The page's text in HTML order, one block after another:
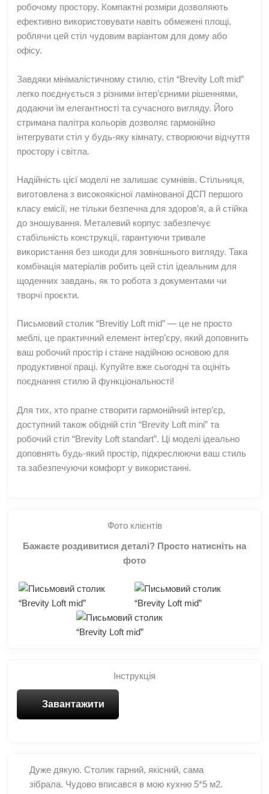
робочому простору. Компактні розміри дозволяють
ефективно використовувати навіть обмежені площі,
роблячи цей стіл чудовим варіантом для дому або
офісу.
Завдяки мінімалістичному стилю, стіл “Brevity Loft mid”
легко поєднується з різними інтер’єрними рішеннями,
додаючи їм елегантності та сучасного вигляду. Його
стримана палітра кольорів дозволяє гармонійно
інтегрувати стіл у будь-яку кімнату, створюючи відчуття
простору і світла.
Надійність цієї моделі не залишає сумнівів. Стільниця,
виготовлена з високоякісної ламінованої ДСП першого
класу емісії, не тільки безпечна для здоров’я, а й стійка
до зношування. Металевий корпус забезпечує
стабільність конструкції, гарантуючи тривале
використання без шкоди для зовнішнього вигляду. Така
комбінація матеріалів робить цей стіл ідеальним для
щоденних завдань, як то робота з документами чи
творчі проєкти.
Письмовий столик “Brevitiy Loft mid” — це не просто
меблі, це практичний елемент інтер’єру, який доповнить
ваш робочий простір і стане надійною основою для
продуктивної праці. Купуйте вже сьогодні та оцініть
поєднання стилю й функціональності!
Для тих, хто прагне створити гармонійний інтер’єр,
доступний також обідній стіл “Brevity Loft mini” та
робочий стіл “Brevity Loft standart”. Ці моделі ідеально
доповнять будь-який простір, підкреслюючи ваш стиль
та забезпечуючи комфорт у використанні.
Фото клієнтів
Бажаєте роздивитися деталі? Просто натисніть на
фото
Інструкція
Завантажити
Дуже дякую. Столик гарний, якісний, сама
зібрала. Чудово вписався в мою кухню 5*5 м2.